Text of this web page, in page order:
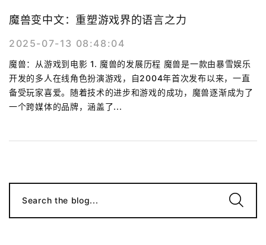
魔兽变中文：重塑游戏界的语言之力
2025-07-13 08:48:04
魔兽：从游戏到电影 1. 魔兽的发展历程 魔兽是一款由暴雪娱乐
开发的多人在线角色扮演游戏，自2004年首次发布以来，一直
备受玩家喜爱。随着技术的进步和游戏的成功，魔兽逐渐成为了
一个跨媒体的品牌，涵盖了...
Search the blog...